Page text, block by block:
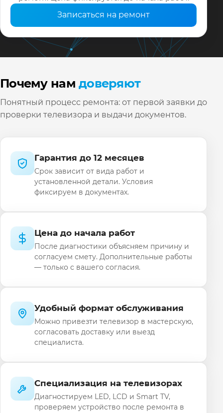
Записаться на ремонт
Почему намдоверяют
Понятный процесс ремонта: от первой заявки до
проверки телевизора и выдачи документов.
Гарантия до 12 месяцев
Срок зависит от вида работ и
установленной детали. Условия
фиксируем в документах.
Цена до начала работ
После диагностики объясняем причину и
согласуем смету. Дополнительные работы
— только с вашего согласия.
Удобный формат обслуживания
Можно привезти телевизор в мастерскую,
согласовать доставку или выезд
специалиста.
Специализация на телевизорах
Диагностируем LED, LCD и Smart TV,
проверяем устройство после ремонта в